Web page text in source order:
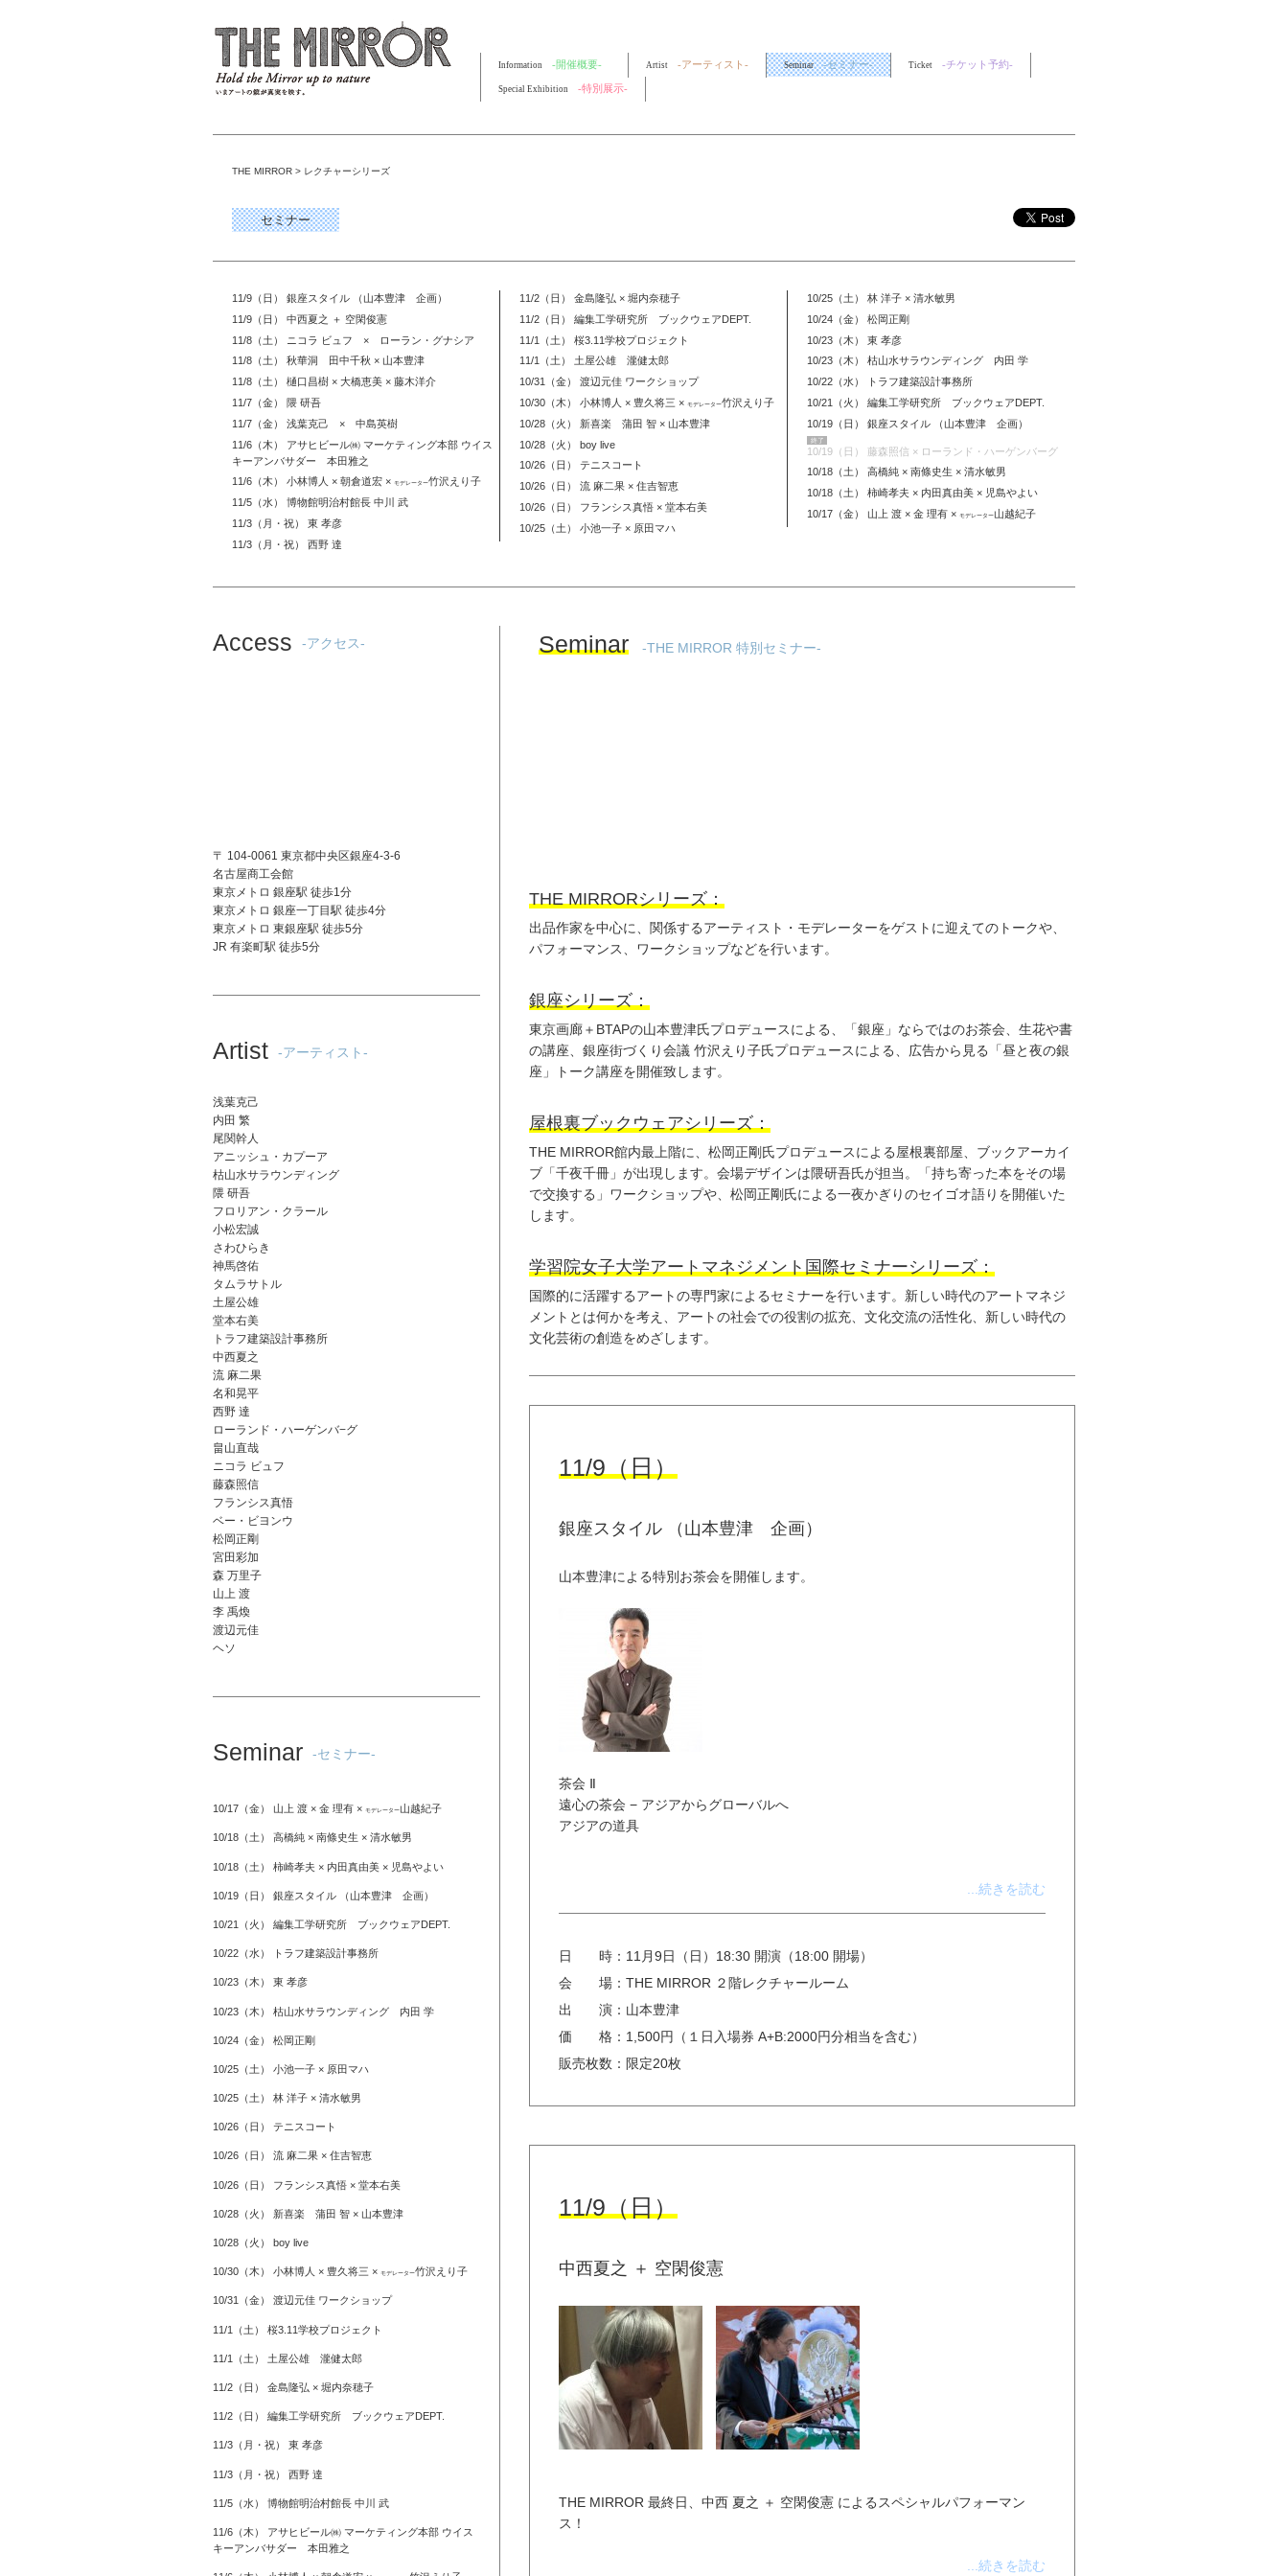
Information -開催概要- Artist -アーティスト- Seminar -セミナー- Ticket -チケット予約-
Special Exhibition -特別展示-
THE MIRROR > レクチャーシリーズ
セミナー
11/9（日） 銀座スタイル （山本豊津 企画）
11/9（日） 中西夏之 ＋ 空閑俊憲
11/8（土） ニコラ ビュフ × ローラン・グナシア
11/8（土） 秋華洞 田中千秋 × 山本豊津
11/8（土） 樋口昌樹 × 大橋恵美 × 藤木洋介
11/7（金） 隈 研吾
11/7（金） 浅葉克己 × 中島英樹
11/6（木） アサヒビール㈱ マーケティング本部 ウイス
キーアンバサダー 本田雅之
11/6（木） 小林博人 × 朝倉道宏 × モデレーター竹沢えり子
11/5（水） 博物館明治村館長 中川 武
11/3（月・祝） 東 孝彦
11/3（月・祝） 西野 達
11/2（日） 金島隆弘 × 堀内奈穂子
11/2（日） 編集工学研究所 ブックウェアDEPT.
11/1（土） 桜3.11学校プロジェクト
11/1（土） 土屋公雄 瀧健太郎
10/31（金） 渡辺元佳 ワークショップ
10/30（木） 小林博人 × 豊久将三 × モデレーター竹沢えり子
10/28（火） 新喜楽 蒲田 智 × 山本豊津
10/28（火） boy live
10/26（日） テニスコート
10/26（日） 流 麻二果 × 住吉智恵
10/26（日） フランシス真悟 × 堂本右美
10/25（土） 小池一子 × 原田マハ
10/25（土） 林 洋子 × 清水敏男
10/24（金） 松岡正剛
10/23（木） 東 孝彦
10/23（木） 枯山水サラウンディング 内田 学
10/22（水） トラフ建築設計事務所
10/21（火） 編集工学研究所 ブックウェアDEPT.
10/19（日） 銀座スタイル （山本豊津 企画）
終了
10/19（日） 藤森照信 × ローランド・ハーゲンバーグ
10/18（土） 高橋純 × 南條史生 × 清水敏男
10/18（土） 柿崎孝夫 × 内田真由美 × 児島やよい
10/17（金） 山上 渡 × 金 理有 × モデレーター山越紀子
Access -アクセス-
〒 104-0061 東京都中央区銀座4-3-6
名古屋商工会館
東京メトロ 銀座駅 徒歩1分
東京メトロ 銀座一丁目駅 徒歩4分
東京メトロ 東銀座駅 徒歩5分
JR 有楽町駅 徒歩5分
Artist -アーティスト-
浅葉克己
内田 繁
尾関幹人
アニッシュ・カプーア
枯山水サラウンディング
隈 研吾
フロリアン・クラール
小松宏誠
さわひらき
神馬啓佑
タムラサトル
土屋公雄
堂本右美
トラフ建築設計事務所
中西夏之
流 麻二果
名和晃平
西野 達
ローランド・ハーゲンバ−グ
畠山直哉
ニコラ ビュフ
藤森照信
フランシス真悟
ベー・ビヨンウ
松岡正剛
宮田彩加
森 万里子
山上 渡
李 禹煥
渡辺元佳
ヘソ
Seminar -セミナー-
10/17（金） 山上 渡 × 金 理有 × モデレーター山越紀子
10/18（土） 高橋純 × 南條史生 × 清水敏男
10/18（土） 柿崎孝夫 × 内田真由美 × 児島やよい
10/19（日） 銀座スタイル （山本豊津 企画）
10/21（火） 編集工学研究所 ブックウェアDEPT.
10/22（水） トラフ建築設計事務所
10/23（木） 東 孝彦
10/23（木） 枯山水サラウンディング 内田 学
10/24（金） 松岡正剛
10/25（土） 小池一子 × 原田マハ
10/25（土） 林 洋子 × 清水敏男
10/26（日） テニスコート
10/26（日） 流 麻二果 × 住吉智恵
10/26（日） フランシス真悟 × 堂本右美
10/28（火） 新喜楽 蒲田 智 × 山本豊津
10/28（火） boy live
10/30（木） 小林博人 × 豊久将三 × モデレーター竹沢えり子
10/31（金） 渡辺元佳 ワークショップ
11/1（土） 桜3.11学校プロジェクト
11/1（土） 土屋公雄 瀧健太郎
11/2（日） 金島隆弘 × 堀内奈穂子
11/2（日） 編集工学研究所 ブックウェアDEPT.
11/3（月・祝） 東 孝彦
11/3（月・祝） 西野 達
11/5（水） 博物館明治村館長 中川 武
11/6（木） アサヒビール㈱ マーケティング本部 ウイス
キーアンバサダー 本田雅之
Seminar -THE MIRROR 特別セミナー-
THE MIRRORシリーズ：
出品作家を中心に、関係するアーティスト・モデレーターをゲストに迎えてのトークや、
パフォーマンス、ワークショップなどを行います。
銀座シリーズ：
東京画廊＋BTAPの山本豊津氏プロデュースによる、「銀座」ならではのお茶会、生花や書
の講座、銀座街づくり会議 竹沢えり子氏プロデュースによる、広告から見る「昼と夜の銀
座」トーク講座を開催致します。
屋根裏ブックウェアシリーズ：
THE MIRROR館内最上階に、松岡正剛氏プロデュースによる屋根裏部屋、ブックアーカイ
ブ「千夜千冊」が出現します。会場デザインは隈研吾氏が担当。「持ち寄った本をその場
で交換する」ワークショップや、松岡正剛氏による一夜かぎりのセイゴオ語りを開催いた
します。
学習院女子大学アートマネジメント国際セミナーシリーズ：
国際的に活躍するアートの専門家によるセミナーを行います。新しい時代のアートマネジ
メントとは何かを考え、アートの社会での役割の拡充、文化交流の活性化、新しい時代の
文化芸術の創造をめざします。
11/9（日）
銀座スタイル （山本豊津 企画）
山本豊津による特別お茶会を開催します。
茶会 Ⅱ
遠心の茶会 − アジアからグローバルへ
アジアの道具
...続きを読む
日 時： 11月9日（日）18:30 開演（18:00 開場）
会 場： THE MIRROR ２階レクチャールーム
出 演： 山本豊津
価 格： 1,500円（１日入場券 A+B:2000円分相当を含む）
販売枚数： 限定20枚
11/9（日）
中西夏之 ＋ 空閑俊憲
THE MIRROR 最終日、中西 夏之 ＋ 空閑俊憲 によるスペシャルパフォーマン
ス！
...続きを読む